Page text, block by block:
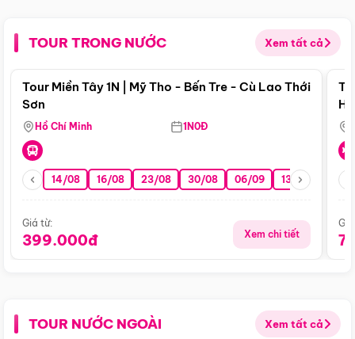
TOUR TRONG NƯỚC Xem tất cả
Điểm nổi bật
Tour Miền Tây 1N | Mỹ Tho - Bến Tre - Cù Lao Thới
Sơn
Hồ Chí Minh 1N0Đ
14/08 16/08 23/08 30/08 06/09 13/09 20/09
Giá từ:
399.000đ Xem chi tiết
TOUR NƯỚC NGOÀI Xem tất cả
Điểm nổi bật